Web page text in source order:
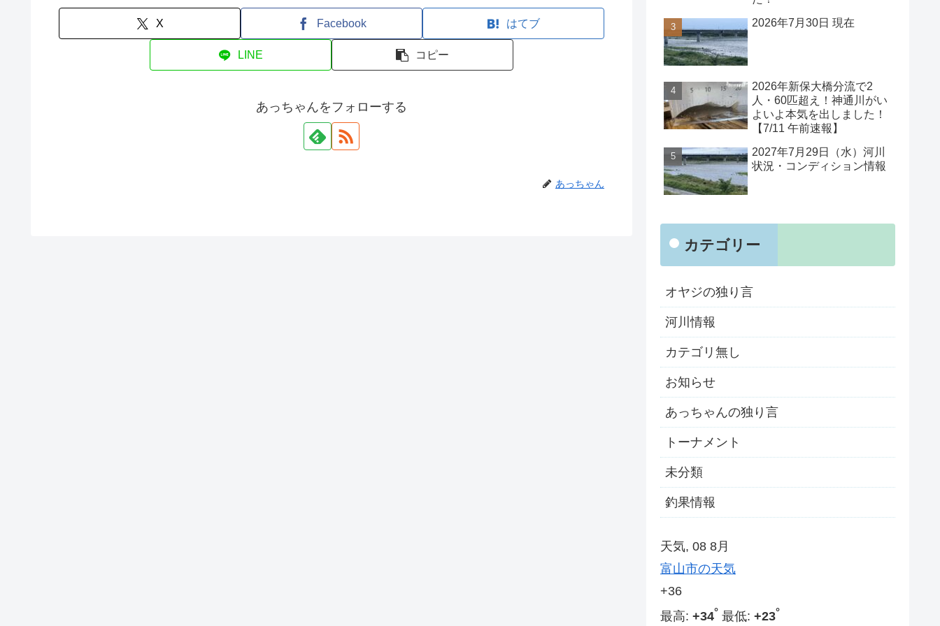
X Facebook はてブ
LINE コピー
あっちゃんをフォローする
あっちゃん
2026年7月30日 現在
2026年新保大橋分流で2
人・60匹超え！神通川がい
よいよ本気を出しました！
【7/11 午前速報】
2027年7月29日（水）河川
状況・コンディション情報
カテゴリー
オヤジの独り言
河川情報
カテゴリ無し
お知らせ
あっちゃんの独り言
トーナメント
未分類
釣果情報
天気, 08 8月
富山市の天気
+36
最高: +34° 最低: +23°